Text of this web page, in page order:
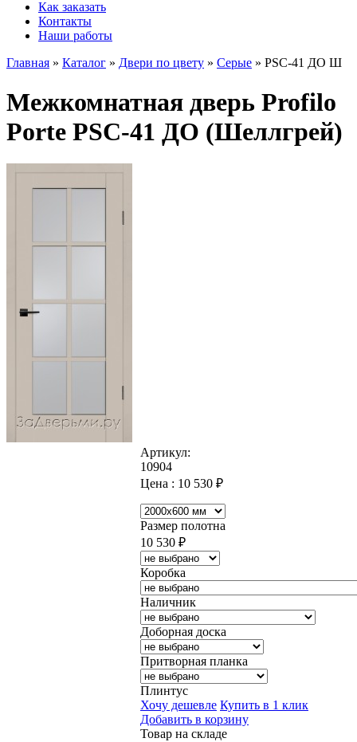
Как заказать
Контакты
Наши работы
Главная » Каталог » Двери по цвету » Серые » PSC-41 ДО Ш
Межкомнатная дверь Profilo
Porte PSC-41 ДО (Шеллгрей)
Артикул:
10904
Цена : 10 530 ₽
Размер полотна
10 530 ₽
Коробка
Наличник
Доборная доска
Притворная планка
Плинтус
Хочу дешевле Купить в 1 клик
Добавить в корзину
Товар на складе